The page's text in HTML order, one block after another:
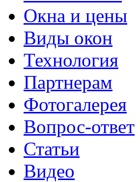
Окна и цены
Виды окон
Технология
Партнерам
Фотогалерея
Вопрос-ответ
Статьи
Видео